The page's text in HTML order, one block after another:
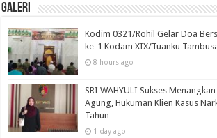
Galeri
Kodim 0321/Rohil Gelar Doa
ke-1 Kodam XIX/Tuanku
8 hours ago
SRI WAHYULI Sukses
Agung, Hukuman Klien Kasus
Tahun
1 day ago